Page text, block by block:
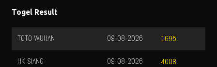
Togel Result
TOTO WUHAN 1695
09-08-2026
HK SIANG 4008
09-08-2026